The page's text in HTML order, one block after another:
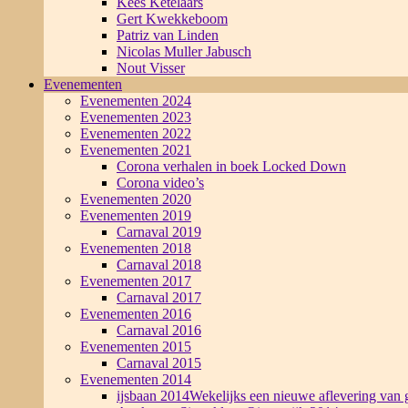
Gert Kwekkeboom
Patriz van Linden
Nicolas Muller Jabusch
Nout Visser
Evenementen
Evenementen 2024
Evenementen 2023
Evenementen 2022
Evenementen 2021
Corona verhalen in boek Locked Down
Corona video’s
Evenementen 2020
Evenementen 2019
Carnaval 2019
Evenementen 2018
Carnaval 2018
Evenementen 2017
Carnaval 2017
Evenementen 2016
Carnaval 2016
Evenementen 2015
Carnaval 2015
Evenementen 2014
ijsbaan 2014Wekelijks een nieuwe aflevering van